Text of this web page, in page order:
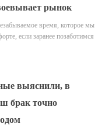
рынок
время, которое мы
если заранее позаботимся
выяснили, в
брак точно